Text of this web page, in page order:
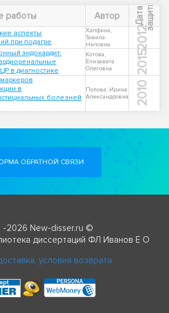
работы Автор Д
а
т
а
з
а
щ
и
т ы
аспекты
при подагре
Халфина,
Тамила
Ниловна
2012
эндокардит:
в диагностике
Котова,
Елизавета
Олеговна
2015
в
болезней
Попова, Ирина
Александровна
2010
ОБРАТНОЙ СВЯЗИ
-2026 New-disser.ru ©
диссертаций ФЛ Иванов Е О
условия возврата